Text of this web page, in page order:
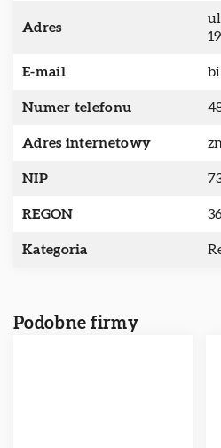
Adres
19
E-mail
Numer telefonu
Adres internetowy
NIP
REGON
Kategoria
Podobne firmy